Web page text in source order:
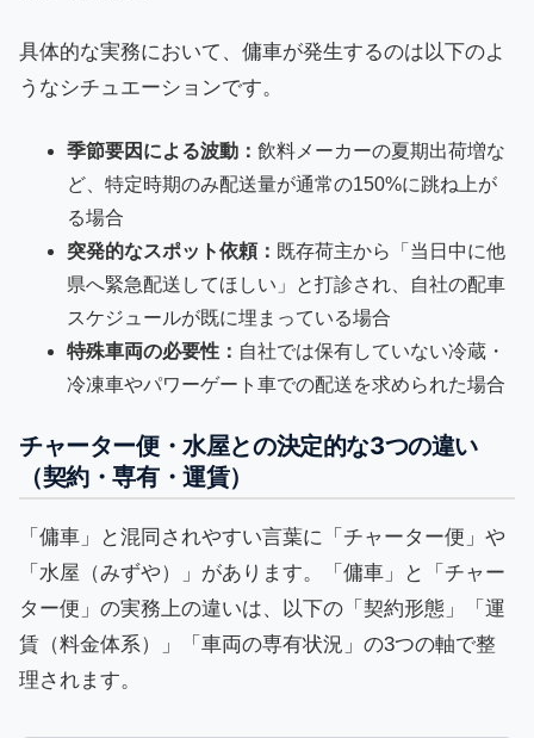
具体的な実務において、傭車が発生するのは以下のよ
うなシチュエーションです。
季節要因による波動： 飲料メーカーの夏期出荷増な
ど、特定時期のみ配送量が通常の150%に跳ね上が
る場合
突発的なスポット依頼： 既存荷主から「当日中に他
県へ緊急配送してほしい」と打診され、自社の配車
スケジュールが既に埋まっている場合
特殊車両の必要性： 自社では保有していない冷蔵・
冷凍車やパワーゲート車での配送を求められた場合
チャーター便・水屋との決定的な3つの違い
（契約・専有・運賃）
「傭車」と混同されやすい言葉に「チャーター便」や
「水屋（みずや）」があります。「傭車」と「チャー
ター便」の実務上の違いは、以下の「契約形態」「運
賃（料金体系）」「車両の専有状況」の3つの軸で整
理されます。